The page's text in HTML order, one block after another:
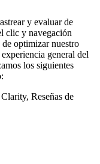
y evaluar de
clic y navegación
optimizar nuestro
general del
los siguientes
Reseñas de